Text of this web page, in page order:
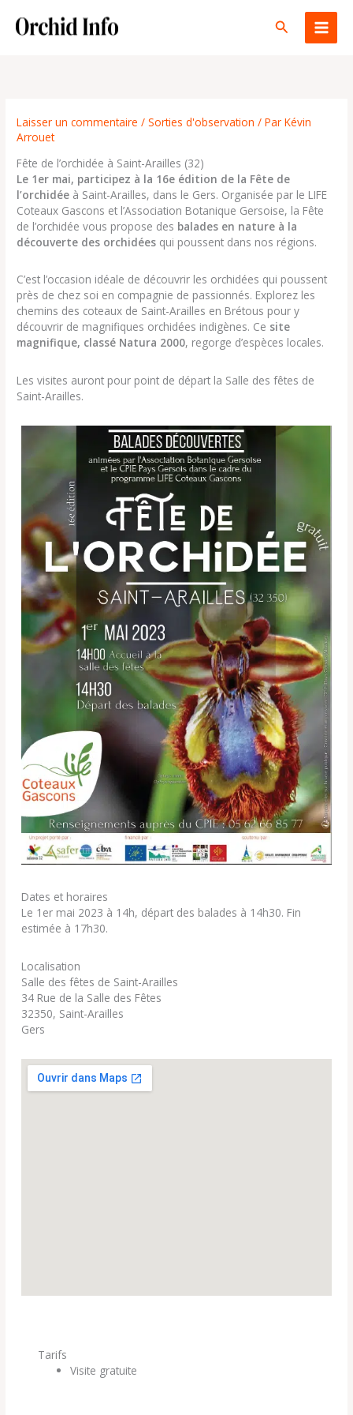
contenu
Rechercher
Laisser un commentaire /Sorties d'observation / ParKévin
Arrouet
Fête de l’orchidée à Saint-Arailles (32)
Le 1er mai, participez à la 16e édition de la Fête de
l’orchidée à Saint-Arailles, dans le Gers. Organisée par le LIFE
Coteaux Gascons et l’Association Botanique Gersoise, la Fête
de l’orchidée vous propose des balades en nature à la
découverte des orchidées qui poussent dans nos régions.
C’est l’occasion idéale de découvrir les orchidées qui poussent
près de chez soi en compagnie de passionnés. Explorez les
chemins des coteaux de Saint-Arailles en Brétous pour y
découvrir de magnifiques orchidées indigènes. Ce site
magnifique, classé Natura 2000, regorge d’espèces locales.
Les visites auront pour point de départ la Salle des fêtes de
Saint-Arailles.
Dates et horaires
Le 1er mai 2023 à 14h, départ des balades à 14h30. Fin
estimée à 17h30.
Localisation
Salle des fêtes de Saint-Arailles
34 Rue de la Salle des Fêtes
32350, Saint-Arailles
Gers
Tarifs
Visite gratuite